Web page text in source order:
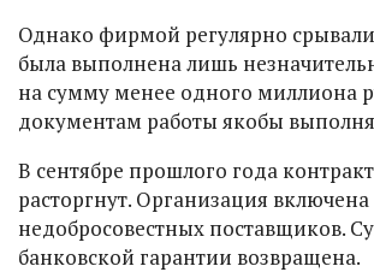
Однако фирмой регулярно
была выполнена лишь
на сумму менее одного миллиона
документам работы якобы
В сентябре прошлого года
расторгнут. Организация включена
недобросовестных поставщиков.
банковской гарантии возвращена.